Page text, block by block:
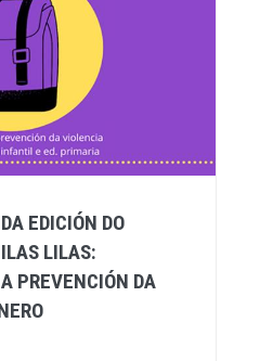
EDICIÓN DO
LILAS:
PREVENCIÓN DA